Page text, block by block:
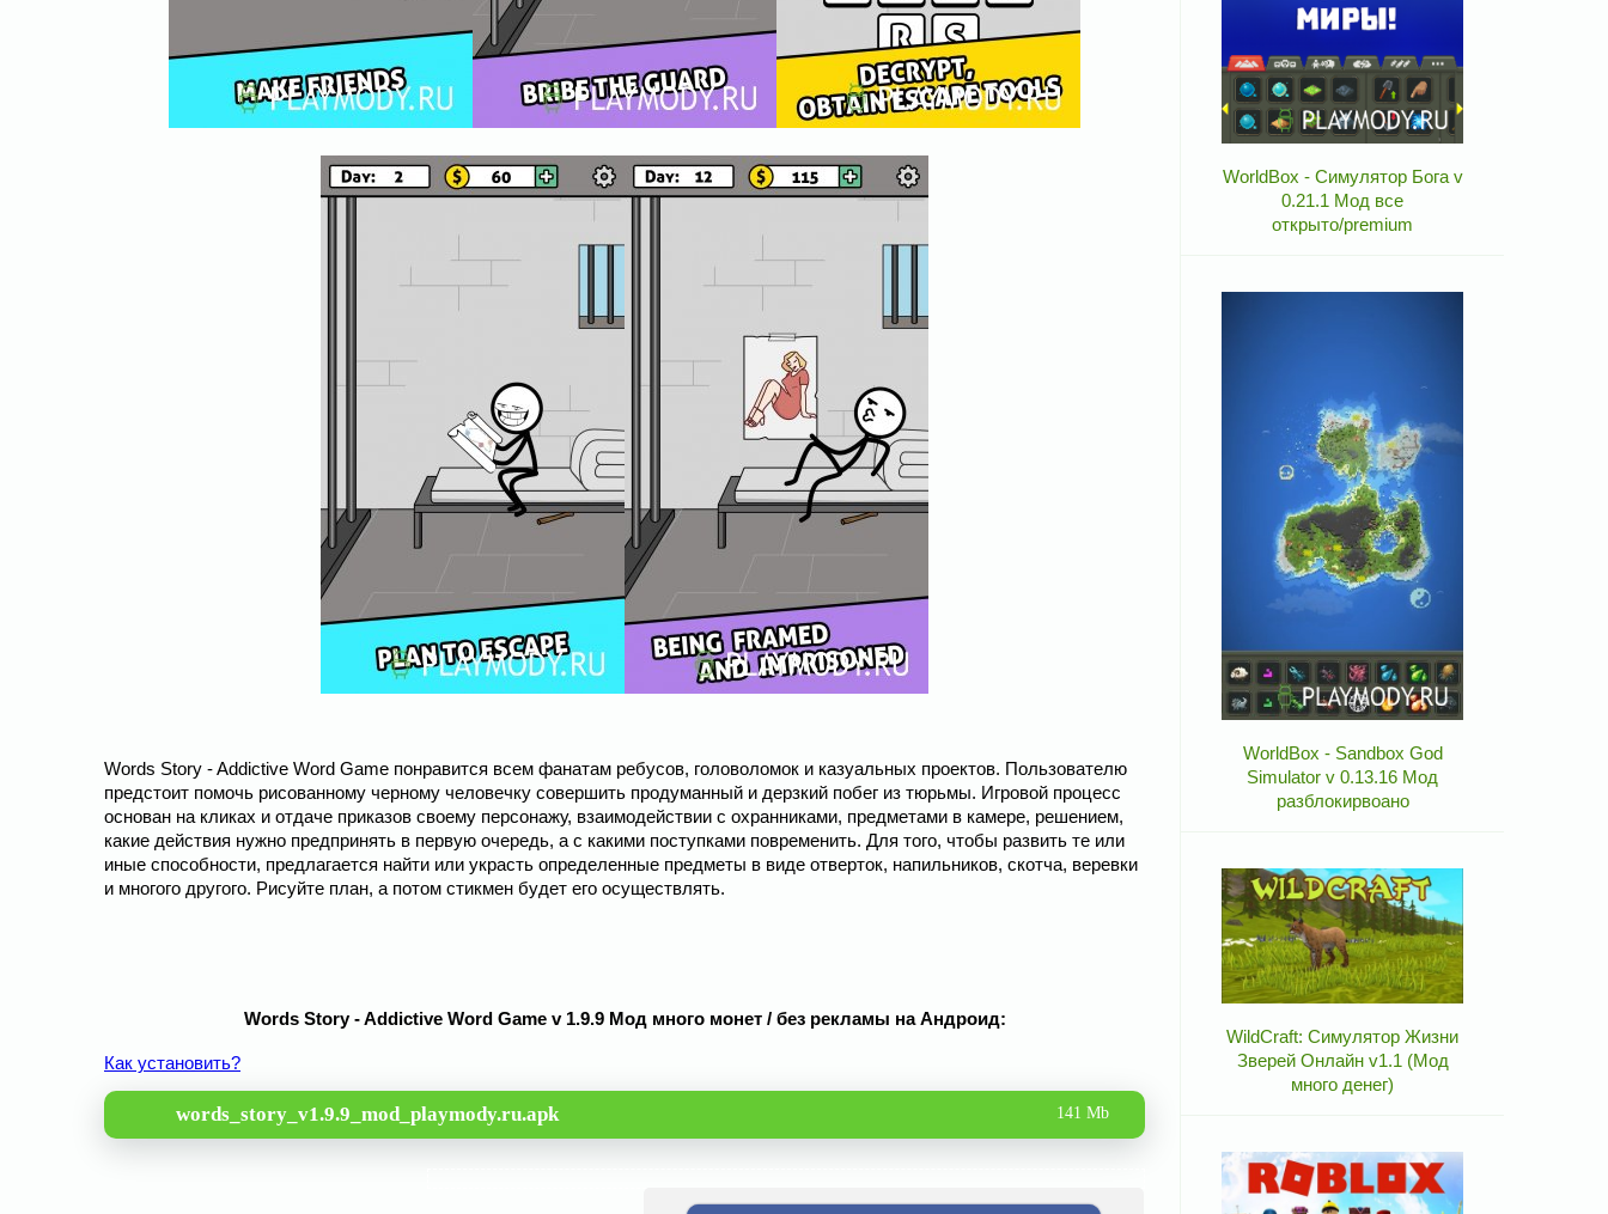
Words Story - Addictive Word Game понравится всем фанатам ребусов, головоломок и казуальных проектов. Пользователю
предстоит помочь рисованному черному человечку совершить продуманный и дерзкий побег из тюрьмы. Игровой процесс
основан на кликах и отдаче приказов своему персонажу, взаимодействии с охранниками, предметами в камере, решением,
какие действия нужно предпринять в первую очередь, а с какими поступками повременить. Для того, чтобы развить те или
иные способности, предлагается найти или украсть определенные предметы в виде отверток, напильников, скотча, веревки
и многого другого. Рисуйте план, а потом стикмен будет его осуществлять.
Words Story - Addictive Word Game v 1.9.9 Мод много монет / без рекламы на Андроид:
Как установить?
words_story_v1.9.9_mod_playmody.ru.apk 141 Mb
WorldBox - Симулятор Бога v
0.21.1 Мод все
открыто/premium
WorldBox - Sandbox God
Simulator v 0.13.16 Мод
разблокирвоано
WildCraft: Симулятор Жизни
Зверей Онлайн v1.1 (Мод
много денег)